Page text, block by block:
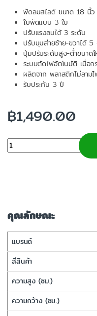
พัดลมสไลด์ ขนาด 18 นิ้ว
ใบพัดแบบ 3 ใบ
ปรับแรงลมได้ 3 ระดับ
ปรับมุมส่ายซ้าย-ขวาได้ 5
ปุ่มปรับระดับสูง-ต่ำขนาด
ระบบตัดไฟอัตโนมัติ เมื่อก
ผลิตจาก พลาสติกไม่ลาม
รับประกัน 3 ปี
฿1,490.00
จำนวน
คุณลักษณะ
แบรนด์
สีสินค้า
ความสูง (ซม.)
ความกว้าง (ซม.)